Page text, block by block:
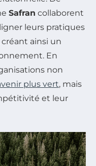
Safran collaborent
leurs pratiques
ainsi un
En
non
plus vert, mais
et leur